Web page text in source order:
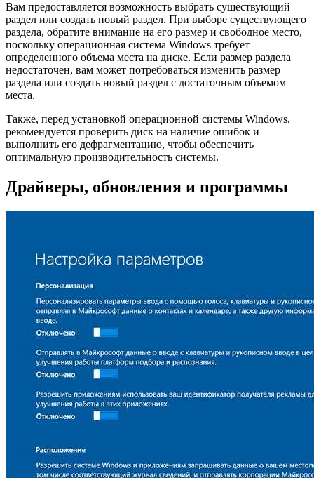
Вам предоставляется возможность выбрать существующий
раздел или создать новый раздел. При выборе существующего
раздела, обратите внимание на его размер и свободное место,
поскольку операционная система Windows требует
определенного объема места на диске. Если размер раздела
недостаточен, вам может потребоваться изменить размер
раздела или создать новый раздел с достаточным объемом
места.
Также, перед установкой операционной системы Windows,
рекомендуется проверить диск на наличие ошибок и
выполнить его дефрагментацию, чтобы обеспечить
оптимальную производительность системы.
Драйверы, обновления и программы